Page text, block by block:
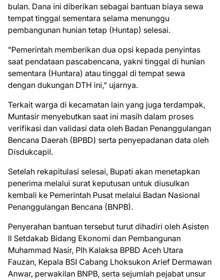
bulan. Dana ini diberikan sebagai bantuan biaya sewa
tempat tinggal sementara selama menunggu
pembangunan hunian tetap (Huntap) selesai.
"Pemerintah memberikan dua opsi kepada penyintas
saat pendataan pascabencana, yakni tinggal di hunian
sementara (Huntara) atau tinggal di tempat sewa
dengan dukungan DTH ini," ujarnya.
Terkait warga di kecamatan lain yang juga terdampak,
Muntasir menyebutkan saat ini masih dalam proses
verifikasi dan validasi data oleh Badan Penanggulangan
Bencana Daerah (BPBD) serta penyepadanan data oleh
Disdukcapil.
Setelah rekapitulasi selesai, Bupati akan menetapkan
penerima melalui surat keputusan untuk diusulkan
kembali ke Pemerintah Pusat melalui Badan Nasional
Penanggulangan Bencana (BNPB).
Penyerahan bantuan tersebut turut dihadiri oleh Asisten
II Setdakab Bidang Ekonomi dan Pembangunan
Muhammad Nasir, Plh Kalaksa BPBD Aceh Utara
Fauzan, Kepala BSI Cabang Lhoksukon Arief Dermawan
Anwar, perwakilan BNPB, serta sejumlah pejabat unsur